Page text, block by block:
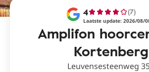
Amplifon
Kortenberg
4 (7)
Laatste update: 2026/08/
Leuvensesteenweg